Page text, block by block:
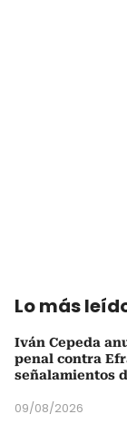
Lo más
Iván Cepeda
penal contra
señalamientos
09/08/2026